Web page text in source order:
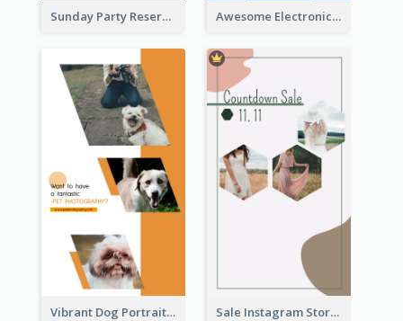
Sunday Party Reservation Instagram Story Awesome Electronics Sale Instagram Story
Vibrant Dog Portrait Instagram Story Design Template Sale Instagram Story